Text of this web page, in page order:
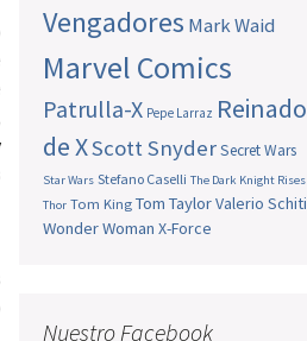
Vengadores Mark Waid
Marvel Comics
Patrulla-X Pepe Larraz Reinado
de XScott SnyderSecret Wars
Star Wars Stefano Caselli The Dark Knight Rises
Thor Tom King Tom TaylorValerio Schiti
Wonder Woman X-Force
Nuestro Facebook